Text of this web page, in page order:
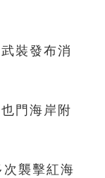
裝發布消
門海岸附
襲擊紅海